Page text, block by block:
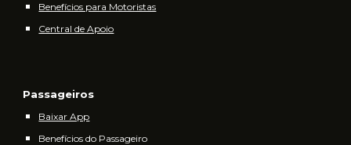
Benefícios para Motoristas
Central de Apoio
Passageiros
Baixar App
Benefícios do Passageiro